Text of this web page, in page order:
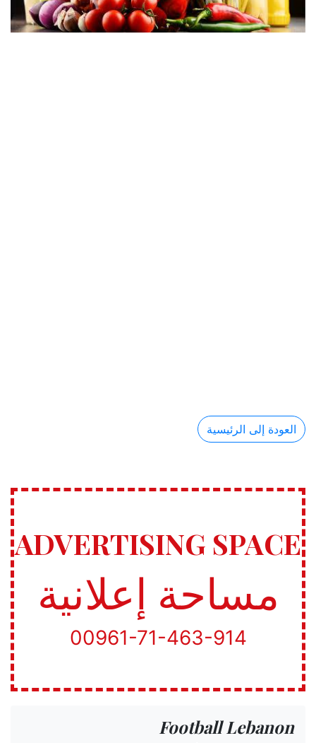
العودة إلى الرئيسية
ADVERTISING SPACE
مساحة إعلانية
00961-71-463-914
Football Lebanon